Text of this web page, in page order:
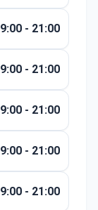
9:00 - 21:00
9:00 - 21:00
9:00 - 21:00
9:00 - 21:00
9:00 - 21:00